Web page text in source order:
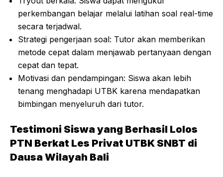
perkembangan belajar melalui latihan soal real-time
secara terjadwal.
Strategi pengerjaan soal: Tutor akan memberikan
metode cepat dalam menjawab pertanyaan dengan
cepat dan tepat.
Motivasi dan pendampingan: Siswa akan lebih
tenang menghadapi UTBK karena mendapatkan
bimbingan menyeluruh dari tutor.
Testimoni Siswa yang Berhasil Lolos
PTN Berkat Les Privat UTBK SNBT di
Dausa Wilayah Bali